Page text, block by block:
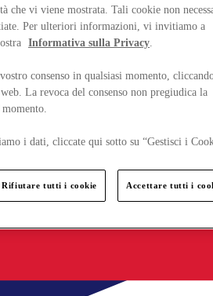
che vi viene mostrata. Tali cookie non
Per ulteriori informazioni, vi invitiamo a
Informativa sulla Privacy.
consenso in qualsiasi momento,
La revoca del consenso non pregiudica la
i dati, cliccate qui sotto su “Gestisci i
Rifiutare tutti i cookie Accettare tutti i